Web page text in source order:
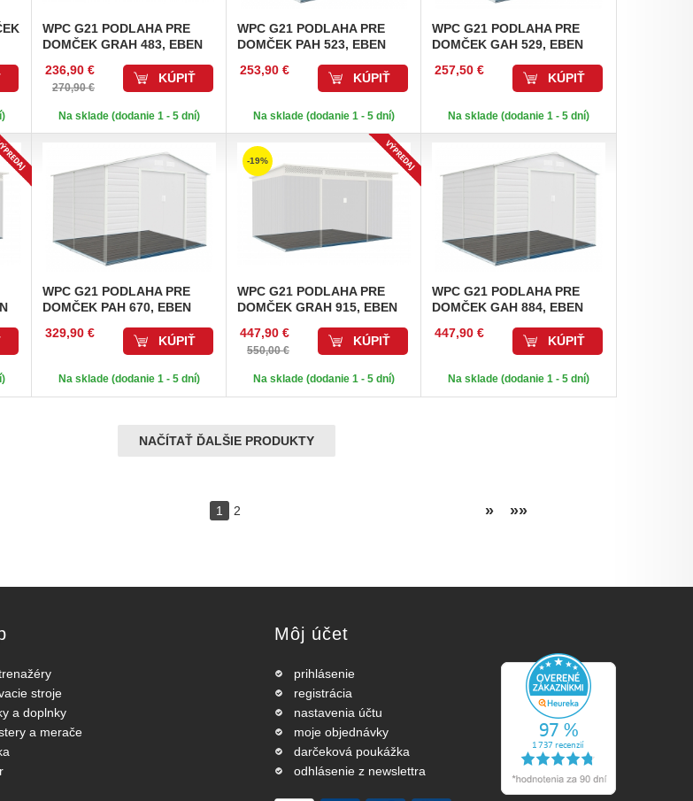
WPC G21 PODLAHA PRE
DOMČEK GRAH 483, EBEN
236,90 €
270,90 €
KÚPIŤ
Na sklade (dodanie 1 - 5 dní)
WPC G21 PODLAHA PRE
DOMČEK PAH 523, EBEN
253,90 €
KÚPIŤ
Na sklade (dodanie 1 - 5 dní)
WPC G21 PODLAHA PRE
DOMČEK GAH 529, EBEN
257,50 €
KÚPIŤ
Na sklade (dodanie 1 - 5 dní)
WPC G21 PODLAHA PRE
DOMČEK PAH 670, EBEN
329,90 €
KÚPIŤ
Na sklade (dodanie 1 - 5 dní)
-19%
WPC G21 PODLAHA PRE
DOMČEK GRAH 915, EBEN
447,90 €
550,00 €
KÚPIŤ
Na sklade (dodanie 1 - 5 dní)
WPC G21 PODLAHA PRE
DOMČEK GAH 884, EBEN
447,90 €
KÚPIŤ
Na sklade (dodanie 1 - 5 dní)
NAČÍTAŤ ĎALŠIE PRODUKTY
1 2 » »»
stroje
a doplnky
a merače
Môj účet
prihlásenie
registrácia
nastavenia účtu
moje objednávky
darčeková poukážka
odhlásenie z newslettra